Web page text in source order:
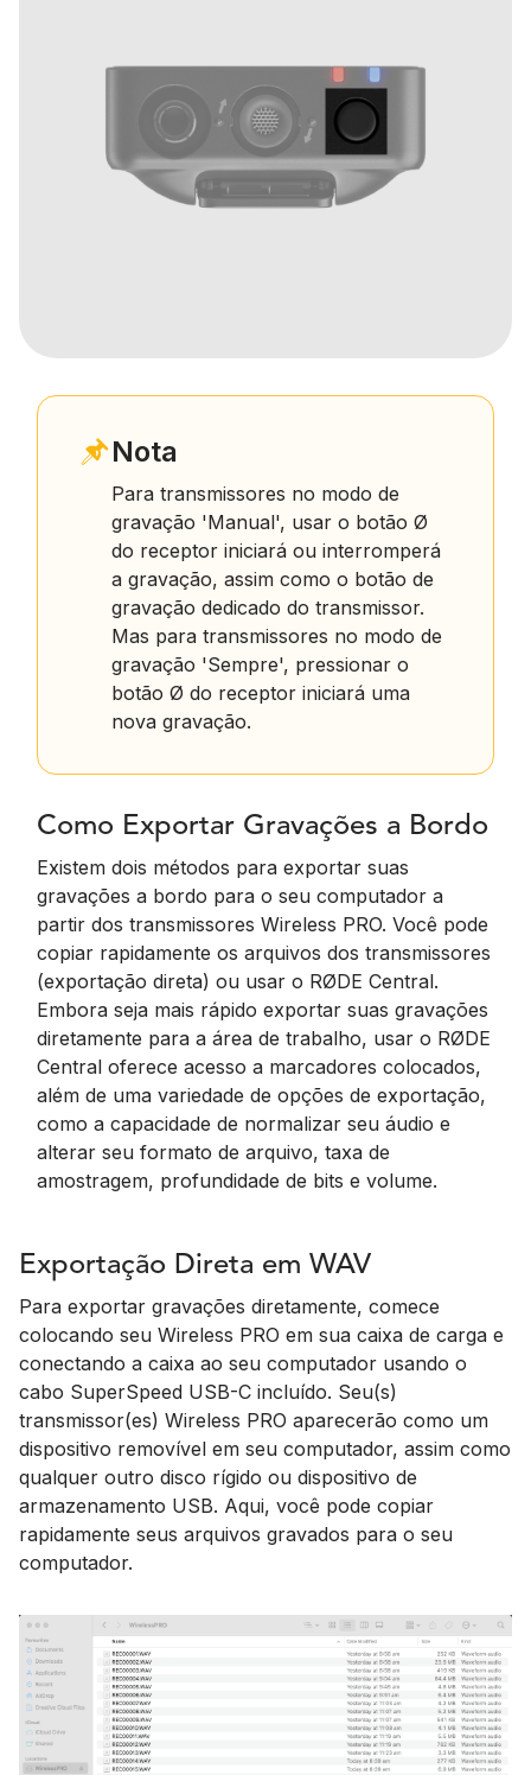
Nota
Para transmissores no modo de
gravação 'Manual', usar o botão Ø
do receptor iniciará ou interromperá
a gravação, assim como o botão de
gravação dedicado do transmissor.
Mas para transmissores no modo de
gravação 'Sempre', pressionar o
botão Ø do receptor iniciará uma
nova gravação.
Como Exportar Gravações a Bordo
Existem dois métodos para exportar suas
gravações a bordo para o seu computador a
partir dos transmissores Wireless PRO. Você pode
copiar rapidamente os arquivos dos transmissores
(exportação direta) ou usar o RØDE Central.
Embora seja mais rápido exportar suas gravações
diretamente para a área de trabalho, usar o RØDE
Central oferece acesso a marcadores colocados,
além de uma variedade de opções de exportação,
como a capacidade de normalizar seu áudio e
alterar seu formato de arquivo, taxa de
amostragem, profundidade de bits e volume.
Exportação Direta em WAV
Para exportar gravações diretamente, comece
colocando seu Wireless PRO em sua caixa de carga e
conectando a caixa ao seu computador usando o
cabo SuperSpeed USB-C incluído. Seu(s)
transmissor(es) Wireless PRO aparecerão como um
dispositivo removível em seu computador, assim como
qualquer outro disco rígido ou dispositivo de
armazenamento USB. Aqui, você pode copiar
rapidamente seus arquivos gravados para o seu
computador.